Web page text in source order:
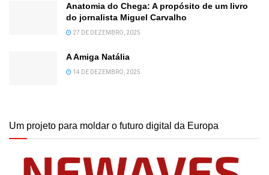
Anatomia do Chega: A propósito de um livro
do jornalista Miguel Carvalho
27 DE DEZEMBRO, 2025
A Amiga Natália
14 DE DEZEMBRO, 2025
Um projeto para moldar o futuro digital da Europa